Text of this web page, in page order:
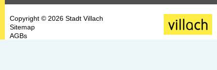
Copyright © 2026 Stadt Villach
Sitemap
AGBs